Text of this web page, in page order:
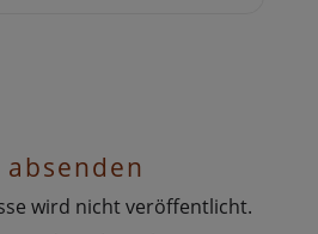
wird nicht veröffentlicht.